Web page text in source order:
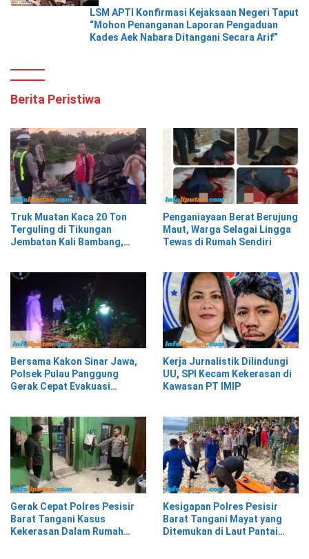
LSM APTI Konfirmasi Kejaksaan Negeri Taput
“Mohon Penanganan Laporan Pengaduan
Kades Aek Nabara Ditangani Secara Arif”
Berita Peristiwa
Truk Muatan Kaca 20 Ton
Terguling di Tikungan
Jembatan Kali Bambang,
Penganiayaan Berat Berujung
Maut, Warga Selagai Lingga
Tewas di Rumah Sendiri
Bersama Kakon Sinar Jawa,
Polsek Pulau Panggung
Gerak Cepat Evakuasi
Kerja Jurnalistik Dilindungi
UU, SPI Kecam Kekerasan di
Kawasan PT IMIP
Gerak Cepat Polres Pesisir
Barat Tangani Kasus
Kekerasan Dalam Rumah
Kesigapan Polres Pesisir
Barat Tangani Mayat yang
Ditemukan di Laut Pantai